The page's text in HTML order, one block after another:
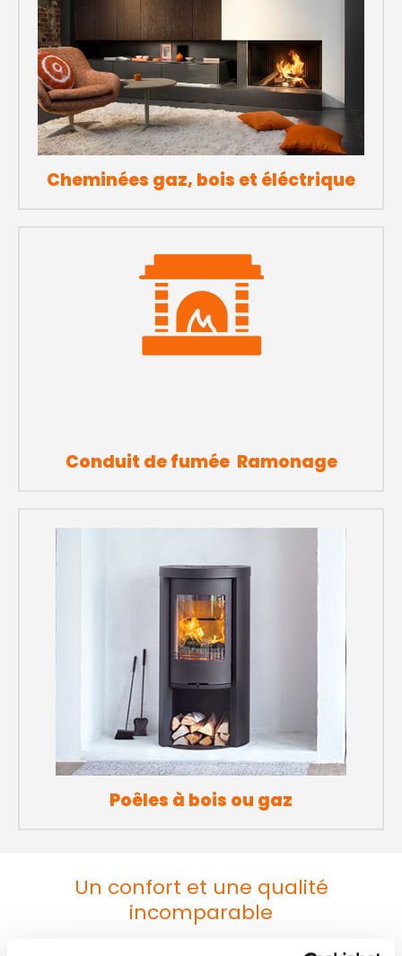
Cheminées gaz, bois et éléctrique
Conduit de fumée Ramonage
Poêles à bois ou gaz
Un confort et une qualité
incomparable
À travers les marques proposées, CAROW CHEMINÉES